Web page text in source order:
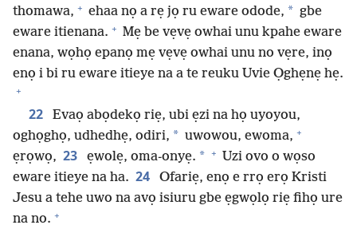
thomawa, + ehaa nọ a rẹ jọ ru eware odode, * gbe
eware itienana. + Mẹ be vẹvẹ owhai unu kpahe eware
enana, wọhọ epanọ mẹ vẹvẹ owhai unu no vẹre, inọ
enọ i bi ru eware itieye na a te reuku Uvie Ọghẹnẹ hẹ.
+
22
Evaọ abọdekọ riẹ, ubi ẹzi na họ uyoyou,
oghọghọ, udhedhẹ, odiri, * uwowou, ewoma, +
ẹrọwọ, 23 ẹwolẹ, oma-onyẹ. * + Uzi ovo o wọso
eware itieye na ha. 24
Ofariẹ, enọ e rrọ erọ Kristi
Jesu a tehe uwo na avọ isiuru gbe ẹgwọlọ riẹ fihọ ure
na no. +